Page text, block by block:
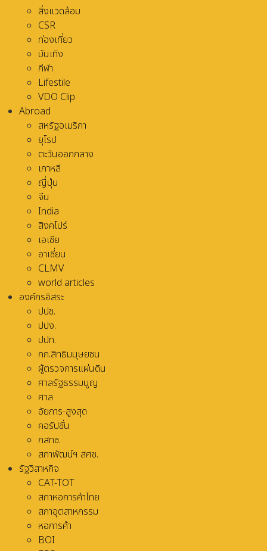
สิ่งแวดล้อม
CSR
ท่องเที่ยว
บันเทิง
กีฬา
Lifestile
VDO Clip
Abroad
สหรัฐอเมริกา
ยุโรป
ตะวันออกกลาง
เกาหลี
ญี่ปุ่น
จีน
India
สิงคโปร์
เอเชีย
อาเชี่ยน
CLMV
world articles
องค์กรอิสระ
ปปช.
ปปง.
ปปท.
กก.สิทธิมนุษยชน
ผู้ตรวจการแผ่นดิน
ศาลรัฐธรรมนูญ
ศาล
อัยการ-สูงสุด
คอรัปชั่น
กสทช.
สภาพัฒน์ฯ สศช.
รัฐวิสาหกิจ
CAT-TOT
สภาหอการค้าไทย
สภาอุตสาหกรรม
หอการค้า
BOI